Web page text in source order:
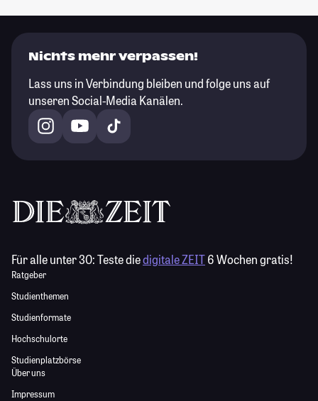
Nichts mehr verpassen!
Lass uns in Verbindung bleiben und folge uns auf
unseren Social-Media Kanälen.
Für alle unter 30:Teste diedigitale ZEIT6 Wochen gratis!
Ratgeber
Studienthemen
Studienformate
Hochschulorte
Studienplatzbörse
Über uns
Impressum